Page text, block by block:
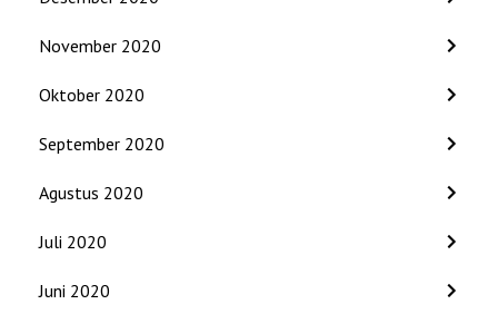
November 2020
Oktober 2020
September 2020
Agustus 2020
Juli 2020
Juni 2020